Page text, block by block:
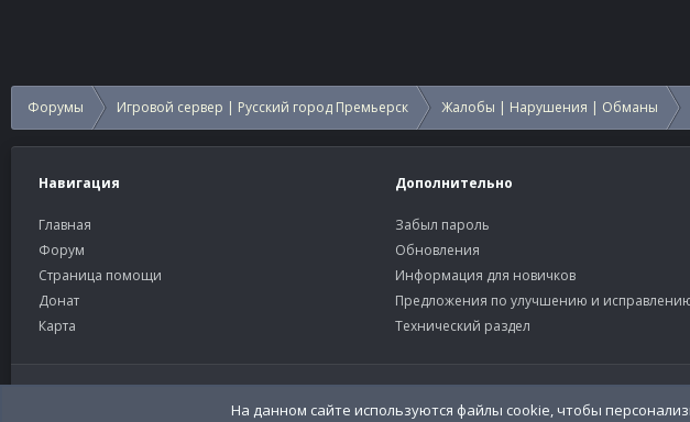
Форумы Игровой сервер | Русский город Премьерск Жалобы | Нарушения | Обманы
Навигация
Главная
Форум
Страница помощи
Донат
Карта
Дополнительно
Забыл пароль
Обновления
Информация для новичков
Предложения по улучшению и
Технический раздел
Russian (RU)
На данном сайте используются файлы cookie, чтобы